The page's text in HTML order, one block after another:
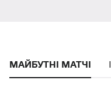
МАЙБУТНІ МАТЧІ